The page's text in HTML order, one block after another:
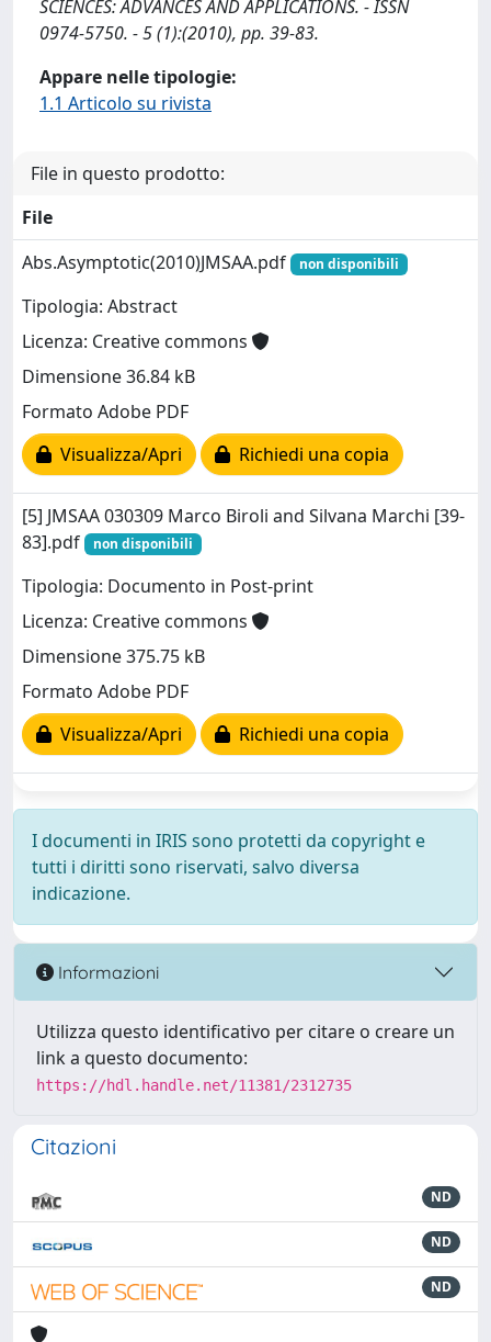
SCIENCES: ADVANCES AND APPLICATIONS. - ISSN
0974-5750. - 5 (1):(2010), pp. 39-83.
Appare nelle tipologie:
1.1 Articolo su rivista
File in questo prodotto:
File
Abs.Asymptotic(2010)JMSAA.pdf
non disponibili
Tipologia: Abstract
Licenza: Creative commons
Dimensione 36.84 kB
Formato Adobe PDF
Visualizza/Apri
Richiedi una copia
[5] JMSAA 030309 Marco Biroli and Silvana Marchi [39-
83].pdf
non disponibili
Tipologia: Documento in Post-print
Licenza: Creative commons
Dimensione 375.75 kB
Formato Adobe PDF
Visualizza/Apri
Richiedi una copia
I documenti in IRIS sono protetti da copyright e
tutti i diritti sono riservati, salvo diversa
indicazione.
Informazioni
Utilizza questo identificativo per citare o creare un
link a questo documento:
https://hdl.handle.net/11381/2312735
Citazioni
ND
ND
ND